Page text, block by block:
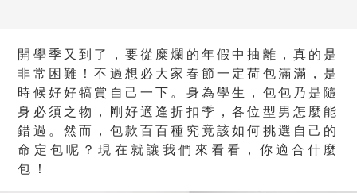
開學季又到了，要從糜爛的年假中抽離，真的是
非常困難！不過想必大家春節一定荷包滿滿，是
時候好好犒賞自己一下。身為學生，包包乃是隨
身必須之物，剛好適逢折扣季，各位型男怎麼能
錯過。然而，包款百百種究竟該如何挑選自己的
命定包呢？現在就讓我們來看看，你適合什麼
包！